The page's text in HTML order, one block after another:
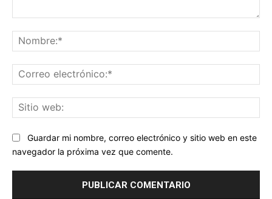
Guardar mi nombre, correo electrónico y sitio web en este
navegador la próxima vez que comente.